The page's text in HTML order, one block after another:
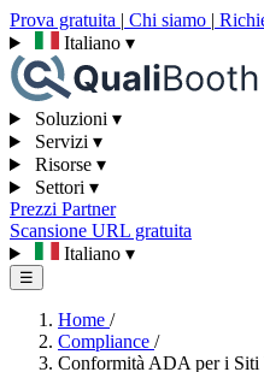
Prova gratuita | Chi siamo |
Italiano ▾
Soluzioni ▾
Servizi ▾
Risorse ▾
Settori ▾
Prezzi Partner
Scansione URL gratuita
Italiano ▾
☰
Home /
Compliance /
Conformità ADA per i Siti